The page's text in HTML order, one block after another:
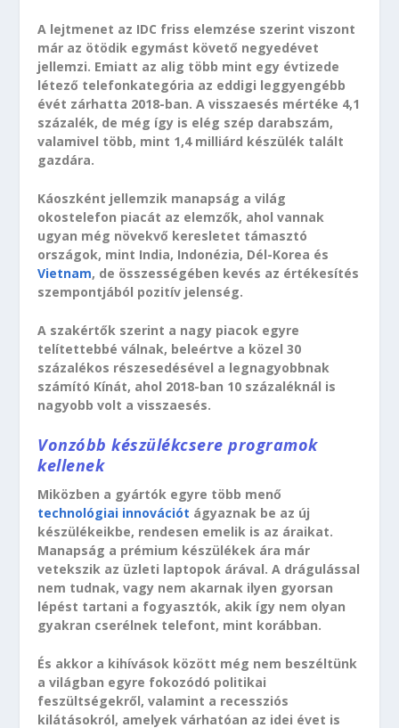
A lejtmenet az IDC friss elemzése szerint viszont
már az ötödik egymást követő negyedévet
jellemzi. Emiatt az alig több mint egy évtizede
létező telefonkategória az eddigi leggyengébb
évét zárhatta 2018-ban. A visszaesés mértéke 4,1
százalék, de még így is elég szép darabszám,
valamivel több, mint 1,4 milliárd készülék talált
gazdára.
Káoszként jellemzik manapság a világ
okostelefon piacát az elemzők, ahol vannak
ugyan még növekvő keresletet támasztó
országok, mint India, Indonézia, Dél-Korea és
Vietnam, de összességében kevés az értékesítés
szempontjából pozitív jelenség.
A szakértők szerint a nagy piacok egyre
telítettebbé válnak, beleértve a közel 30
százalékos részesedésével a legnagyobbnak
számító Kínát, ahol 2018-ban 10 százaléknál is
nagyobb volt a visszaesés.
Vonzóbb készülékcsere programok
kellenek
Miközben a gyártók egyre több menő
technológiai innovációt ágyaznak be az új
készülékeikbe, rendesen emelik is az áraikat.
Manapság a prémium készülékek ára már
vetekszik az üzleti laptopok árával. A drágulással
nem tudnak, vagy nem akarnak ilyen gyorsan
lépést tartani a fogyasztók, akik így nem olyan
gyakran cserélnek telefont, mint korábban.
És akkor a kihívások között még nem beszéltünk
a világban egyre fokozódó politikai
feszültségekről, valamint a recessziós
kilátásokról, amelyek várhatóan az idei évet is